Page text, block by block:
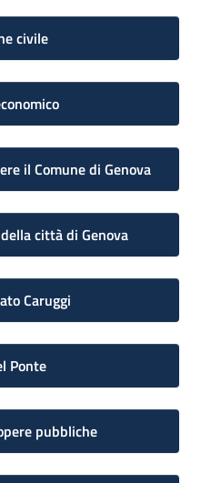
civile
il Comune di Genova
città di Genova
Caruggi
Ponte
pubbliche